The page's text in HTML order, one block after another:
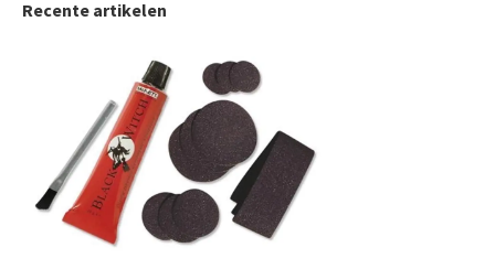
Recente artikelen